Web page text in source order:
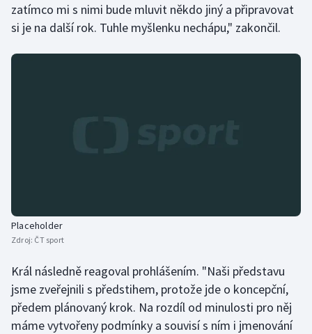
zatímco mi s nimi bude mluvit někdo jiný a připravovat
si je na další rok. Tuhle myšlenku nechápu," zakončil.
Placeholder
Zdroj: ČT sport
Král následně reagoval prohlášením. "Naši představu
jsme zveřejnili s předstihem, protože jde o koncepční,
předem plánovaný krok. Na rozdíl od minulosti pro něj
máme vytvořeny podmínky a souvisí s ním i jmenování